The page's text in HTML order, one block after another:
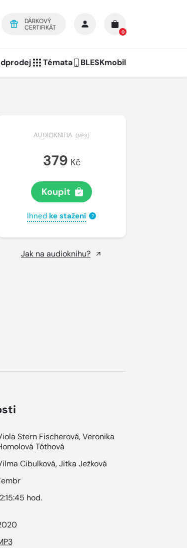
DÁRKOVÝ
CERTIFIKÁT
0
Témata BLESKmobil
AUDIOKNIHA (MP3)
379 Kč
Koupit
Ihned ke stažení ?
Jak na audioknihu?
Stern Fischerová,Veronika
Tóthová
Cibulková,Jitka Ježková
hod.